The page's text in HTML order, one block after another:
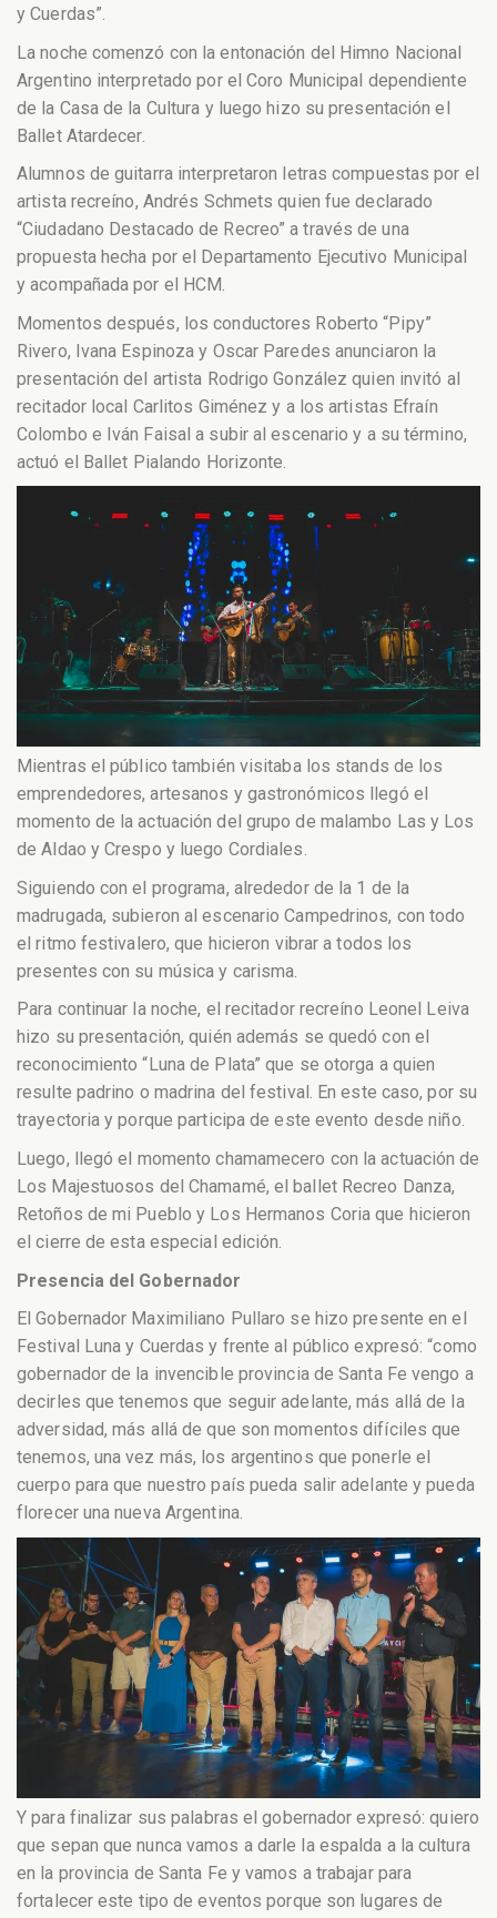
y Cuerdas”.
La noche comenzó con la entonación del Himno Nacional
Argentino interpretado por el Coro Municipal dependiente
de la Casa de la Cultura y luego hizo su presentación el
Ballet Atardecer.
Alumnos de guitarra interpretaron letras compuestas por el
artista recreíno, Andrés Schmets quien fue declarado
“Ciudadano Destacado de Recreo” a través de una
propuesta hecha por el Departamento Ejecutivo Municipal
y acompañada por el HCM.
Momentos después, los conductores Roberto “Pipy”
Rivero, Ivana Espinoza y Oscar Paredes anunciaron la
presentación del artista Rodrigo González quien invitó al
recitador local Carlitos Giménez y a los artistas Efraín
Colombo e Iván Faisal a subir al escenario y a su término,
actuó el Ballet Pialando Horizonte.
Mientras el público también visitaba los stands de los
emprendedores, artesanos y gastronómicos llegó el
momento de la actuación del grupo de malambo Las y Los
de Aldao y Crespo y luego Cordiales.
Siguiendo con el programa, alrededor de la 1 de la
madrugada, subieron al escenario Campedrinos, con todo
el ritmo festivalero, que hicieron vibrar a todos los
presentes con su música y carisma.
Para continuar la noche, el recitador recreíno Leonel Leiva
hizo su presentación, quién además se quedó con el
reconocimiento “Luna de Plata” que se otorga a quien
resulte padrino o madrina del festival. En este caso, por su
trayectoria y porque participa de este evento desde niño.
Luego, llegó el momento chamamecero con la actuación de
Los Majestuosos del Chamamé, el ballet Recreo Danza,
Retoños de mi Pueblo y Los Hermanos Coria que hicieron
el cierre de esta especial edición.
Presencia del Gobernador
El Gobernador Maximiliano Pullaro se hizo presente en el
Festival Luna y Cuerdas y frente al público expresó: “como
gobernador de la invencible provincia de Santa Fe vengo a
decirles que tenemos que seguir adelante, más allá de la
adversidad, más allá de que son momentos difíciles que
tenemos, una vez más, los argentinos que ponerle el
cuerpo para que nuestro país pueda salir adelante y pueda
florecer una nueva Argentina.
Y para finalizar sus palabras el gobernador expresó: quiero
que sepan que nunca vamos a darle la espalda a la cultura
en la provincia de Santa Fe y vamos a trabajar para
fortalecer este tipo de eventos porque son lugares de